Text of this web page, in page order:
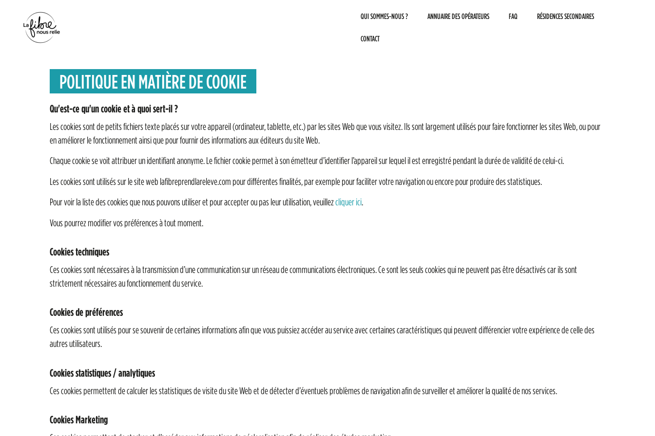
QUI SOMMES-NOUS ? ANNUAIRE DES OPÉRATEURS FAQ RÉSIDENCES SECONDAIRES
CONTACT
POLITIQUE EN MATIÈRE DE COOKIE
Qu'est-ce qu'un cookie et à quoi sert-il ?
Les cookies sont de petits fichiers texte placés sur votre appareil (ordinateur, tablette, etc.) par les sites Web que vous visitez. Ils sont largement utilisés pour faire fonctionner les sites Web, ou pour
en améliorer le fonctionnement ainsi que pour fournir des informations aux éditeurs du site Web.
Chaque cookie se voit attribuer un identifiant anonyme. Le fichier cookie permet à son émetteur d’identifier l’appareil sur lequel il est enregistré pendant la durée de validité de celui-ci.
Les cookies sont utilisés sur le site web lafibreprendlareleve.com pour différentes finalités, par exemple pour faciliter votre navigation ou encore pour produire des statistiques.
Pour voir la liste des cookies que nous pouvons utiliser et pour accepter ou pas leur utilisation, veuillezcliquer ici
Vous pourrez modifier vos préférences à tout moment.
Cookies techniques
Ces cookies sont nécessaires à la transmission d’une communication sur un réseau de communications électroniques. Ce sont les seuls cookies qui ne peuvent pas être désactivés car ils sont
strictement nécessaires au fonctionnement du service.
Cookies de préférences
Ces cookies sont utilisés pour se souvenir de certaines informations afin que vous puissiez accéder au service avec certaines caractéristiques qui peuvent différencier votre expérience de celle des
autres utilisateurs.
Cookies statistiques / analytiques
Ces cookies permettent de calculer les statistiques de visite du site Web et de détecter d’éventuels problèmes de navigation afin de surveiller et améliorer la qualité de nos services.
Cookies Marketing